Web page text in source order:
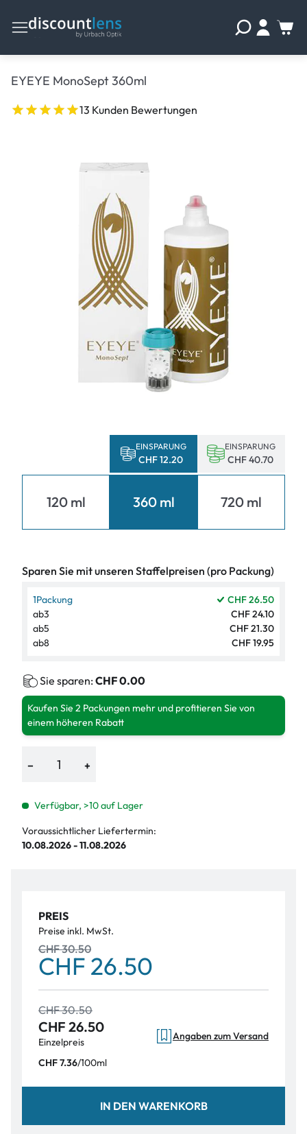
EYEYE MonoSept 360ml
13 Kunden Bewertungen
120 ml
EINSPARUNG
CHF 12.20
360 ml
EINSPARUNG
CHF 40.70
720 ml
Sparen Sie mit unseren Staffelpreisen (pro Packung)
1Packung
CHF 26.50
ab3
CHF 24.10
ab5
CHF 21.30
ab8 CHF 19.95
Sie sparen: CHF 0.00
Kaufen Sie 2 Packungen mehr und profitieren Sie von
einem höheren Rabatt
− +
Verfügbar, >10 auf Lager
Voraussichtlicher Liefertermin:
10.08.2026 - 11.08.2026
PREIS
Preise inkl. MwSt.
CHF 30.50
CHF 26.50
CHF 30.50
CHF 26.50
Einzelpreis
CHF 7.36/100ml
Angaben zum Versand
IN DEN WARENKORB